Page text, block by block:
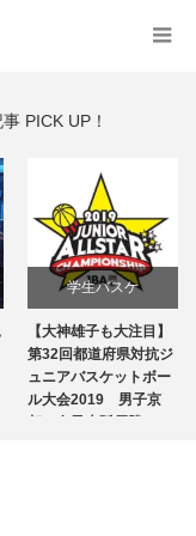
PICK UP！
学生バスケ
注目選手
試合レビュー
【大神雄子も大注目】
第32回都道府県対抗ジ
ュニアバスケットボー
ル大会2019 男子京